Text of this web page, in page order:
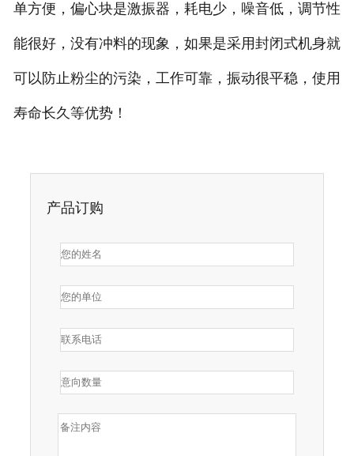
单方便，偏心块是激振器，耗电少，噪音低，调节性
能很好，没有冲料的现象，如果是采用封闭式机身就
可以防止粉尘的污染，工作可靠，振动很平稳，使用
寿命长久等优势！
产品订购